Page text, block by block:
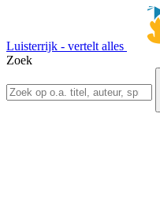
Luisterrijk - vertelt alles
Zoek